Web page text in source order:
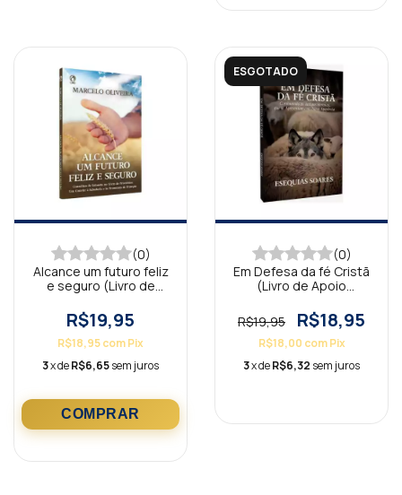
(0)
Alcance um futuro feliz
e seguro (Livro de
R$19,95
R$18,95comPix
3x deR$6,65sem juros
ESGOTADO
(0)
Em Defesa da fé Cristã
(Livro de Apoio
R$19,95
R$18,95
R$18,00 com Pix
3x deR$6,32 sem juros